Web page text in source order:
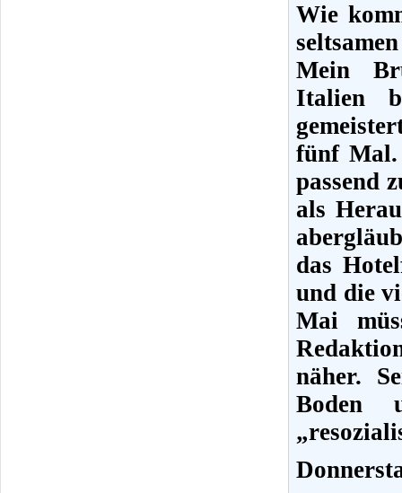
Wie
Mein
Italien
fünf Mal.
passend
als
das
und die
Mai
näher.
Boden